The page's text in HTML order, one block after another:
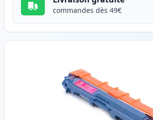
commandes dès 49€